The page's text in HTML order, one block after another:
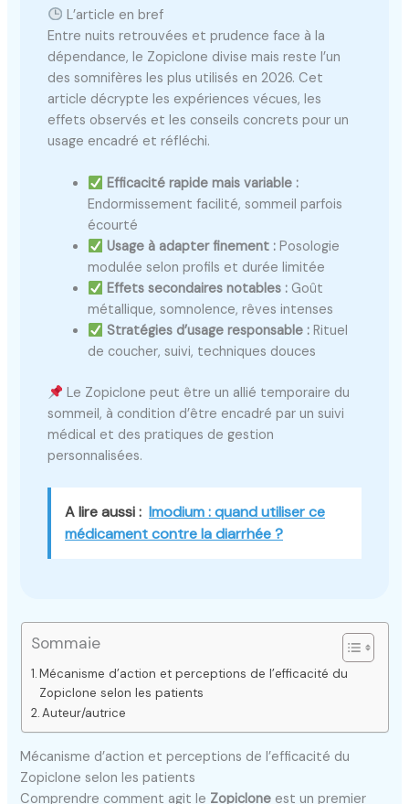
L’article en bref
Entre nuits retrouvées et prudence face à la
dépendance, le Zopiclone divise mais reste l’un
des somnifères les plus utilisés en 2026. Cet
article décrypte les expériences vécues, les
effets observés et les conseils concrets pour un
usage encadré et réfléchi.
Efficacité rapide mais variable :
Endormissement facilité, sommeil parfois
écourté
Usage à adapter finement :Posologie
modulée selon profils et durée limitée
Effets secondaires notables :Goût
métallique, somnolence, rêves intenses
Stratégies d’usage responsable :Rituel
de coucher, suivi, techniques douces
Le Zopiclone peut être un allié temporaire du
sommeil, à condition d’être encadré par un suivi
médical et des pratiques de gestion
personnalisées.
A lire aussi : Imodium : quand utiliser ce
médicament contre la diarrhée ?
Sommaie
Mécanisme d’action et perceptions de l’efficacité du
Zopiclone selon les patients
Auteur/autrice
Mécanisme d’action et perceptions de l’efficacité du
Zopiclone selon les patients
Comprendre comment agit le Zopiclone est un premier